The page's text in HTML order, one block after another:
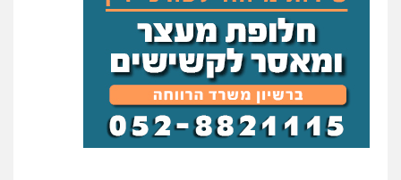
עו"ד משה פלמור
פלילי כלכלי צווארון לבן עורכי דין לענייני
אסירים
0549732303
עו"ד עמית רוזנצויג
משפט פלילי דיני תעבורה